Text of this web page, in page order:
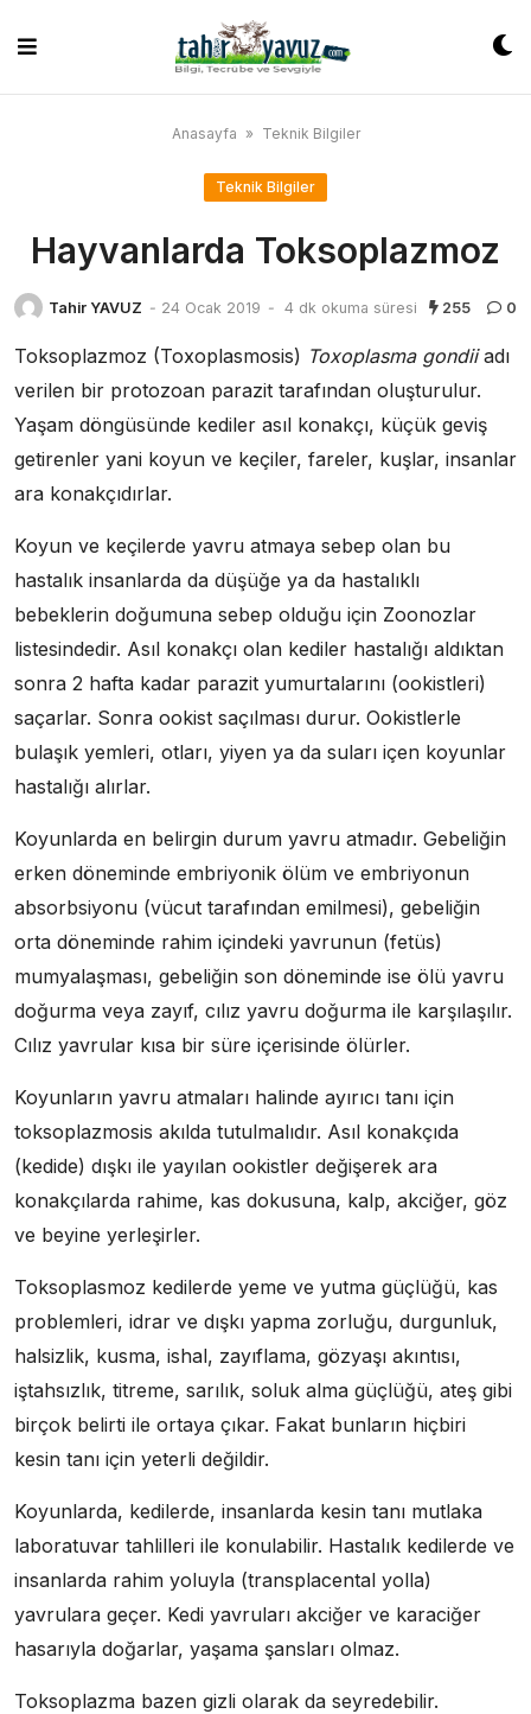
content
Anasayfa » Teknik Bilgiler
Teknik Bilgiler
Hayvanlarda Toksoplazmoz
Tahir YAVUZ - 24 Ocak 2019 - 4 dk okuma süresi 255 0
Toksoplazmoz (Toxoplasmosis) Toxoplasma gondiiadı
verilen bir protozoan parazit tarafından oluşturulur.
Yaşam döngüsünde kediler asıl konakçı, küçük geviş
getirenler yani koyun ve keçiler, fareler, kuşlar, insanlar
ara konakçıdırlar.
Koyun ve keçilerde yavru atmaya sebep olan bu
hastalık insanlarda da düşüğe ya da hastalıklı
bebeklerin doğumuna sebep olduğu için Zoonozlar
listesindedir. Asıl konakçı olan kediler hastalığı aldıktan
sonra 2 hafta kadar parazit yumurtalarını (ookistleri)
saçarlar. Sonra ookist saçılması durur. Ookistlerle
bulaşık yemleri, otları, yiyen ya da suları içen koyunlar
hastalığı alırlar.
Koyunlarda en belirgin durum yavru atmadır. Gebeliğin
erken döneminde embriyonik ölüm ve embriyonun
absorbsiyonu (vücut tarafından emilmesi), gebeliğin
orta döneminde rahim içindeki yavrunun (fetüs)
mumyalaşması, gebeliğin son döneminde ise ölü yavru
doğurma veya zayıf, cılız yavru doğurma ile karşılaşılır.
Cılız yavrular kısa bir süre içerisinde ölürler.
Koyunların yavru atmaları halinde ayırıcı tanı için
toksoplazmosis akılda tutulmalıdır. Asıl konakçıda
(kedide) dışkı ile yayılan ookistler değişerek ara
konakçılarda rahime, kas dokusuna, kalp, akciğer, göz
ve beyine yerleşirler.
Toksoplasmoz kedilerde yeme ve yutma güçlüğü, kas
problemleri, idrar ve dışkı yapma zorluğu, durgunluk,
halsizlik, kusma, ishal, zayıflama, gözyaşı akıntısı,
iştahsızlık, titreme, sarılık, soluk alma güçlüğü, ateş gibi
birçok belirti ile ortaya çıkar. Fakat bunların hiçbiri
kesin tanı için yeterli değildir.
Koyunlarda, kedilerde, insanlarda kesin tanı mutlaka
laboratuvar tahlilleri ile konulabilir. Hastalık kedilerde ve
insanlarda rahim yoluyla (transplacental yolla)
yavrulara geçer. Kedi yavruları akciğer ve karaciğer
hasarıyla doğarlar, yaşama şansları olmaz.
Toksoplazma bazen gizli olarak da seyredebilir.